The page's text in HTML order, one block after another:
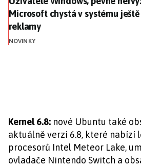
Microsoft chystá v systému
reklamy
NOVINKY
Kernel 6.8: nové Ubuntu také
aktuálně verzi 6.8, které nabízí
procesorů Intel Meteor Lake,
ovladače Nintendo Switch a